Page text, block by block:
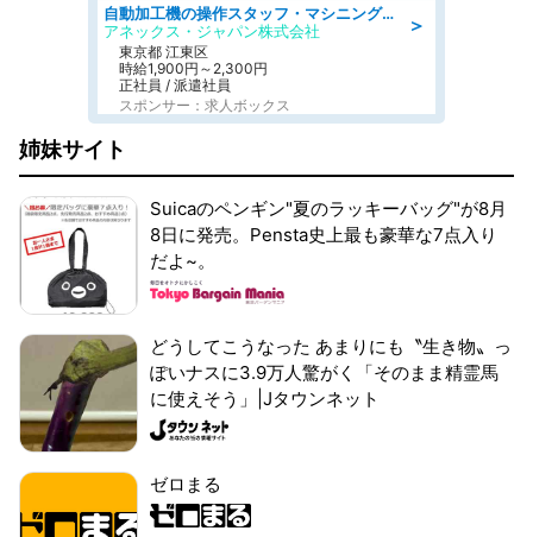
＞
自動加工機の操作スタッフ・マシニングセンタ/工業系卒歓迎/未経験OK/週休2日制/年間休日125日/土日祝休みあり
アネックス・ジャパン株式会社
東京都 江東区
時給1,900円～2,300円
正社員 / 派遣社員
スポンサー：求人ボックス
姉妹サイト
Suicaのペンギン"夏のラッキーバッグ"が8月
8日に発売。Pensta史上最も豪華な7点入り
だよ~。
どうしてこうなった あまりにも〝生き物〟っ
ぽいナスに3.9万人驚がく「そのまま精霊馬
に使えそう」|Jタウンネット
ゼロまる